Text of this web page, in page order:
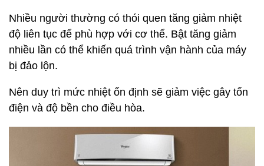
Nhiều người thường có thói quen tăng giảm nhiệt
độ liên tục để phù hợp với cơ thể. Bật tăng giảm
nhiều lần có thể khiến quá trình vận hành của máy
bị đảo lộn.
Nên duy trì mức nhiệt ổn định sẽ giảm việc gây tốn
điện và độ bền cho điều hòa.